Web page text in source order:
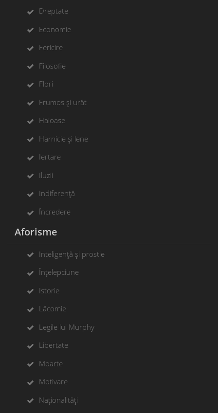
Dreptate
Economie
Fericire
Filosofie
Flori
Frumos și urât
Haioase
Harnicie și lene
Iertare
Iluzii
Indiferență
Încredere
Aforisme
Inteligență și prostie
Înțelepciune
Istorie
Lăcomie
Legile lui Murphy
Libertate
Moarte
Motivare
Naționalități